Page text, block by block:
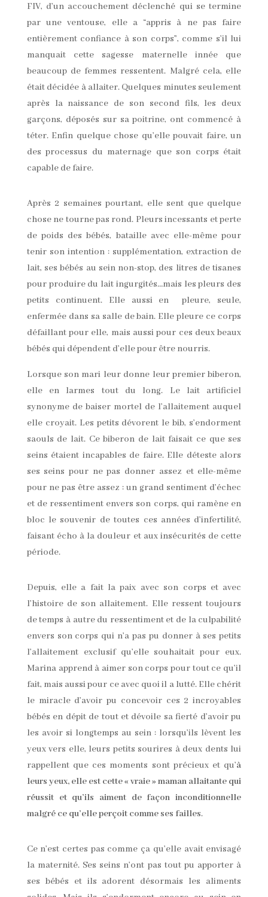
FIV, d’un accouchement déclenché qui se termine
par une ventouse, elle a “appris à ne pas faire
entièrement confiance à son corps”, comme s’il lui
manquait cette sagesse maternelle innée que
beaucoup de femmes ressentent. Malgré cela, elle
était décidée à allaiter. Quelques minutes seulement
après la naissance de son second fils, les deux
garçons, déposés sur sa poitrine, ont commencé à
téter. Enfin quelque chose qu’elle pouvait faire, un
des processus du maternage que son corps était
capable de faire.
Après 2 semaines pourtant, elle sent que quelque
chose ne tourne pas rond. Pleurs incessants et perte
de poids des bébés, bataille avec elle-même pour
tenir son intention : supplémentation, extraction de
lait, ses bébés au sein non-stop, des litres de tisanes
pour produire du lait ingurgités…mais les pleurs des
petits continuent. Elle aussi en pleure, seule,
enfermée dans sa salle de bain. Elle pleure ce corps
défaillant pour elle, mais aussi pour ces deux beaux
bébés qui dépendent d’elle pour être nourris.
Lorsque son mari leur donne leur premier biberon,
elle en larmes tout du long. Le lait artificiel
synonyme de baiser mortel de l’allaitement auquel
elle croyait. Les petits dévorent le bib, s’endorment
saouls de lait. Ce biberon de lait faisait ce que ses
seins étaient incapables de faire. Elle déteste alors
ses seins pour ne pas donner assez et elle-même
pour ne pas être assez : un grand sentiment d’échec
et de ressentiment envers son corps, qui ramène en
bloc le souvenir de toutes ces années d’infertilité,
faisant écho à la douleur et aux insécurités de cette
période.
Depuis, elle a fait la paix avec son corps et avec
l’histoire de son allaitement. Elle ressent toujours
de temps à autre du ressentiment et de la culpabilité
envers son corps qui n’a pas pu donner à ses petits
l’allaitement exclusif qu’elle souhaitait pour eux.
Marina apprend à aimer son corps pour tout ce qu’il
fait, mais aussi pour ce avec quoi il a lutté. Elle chérit
le miracle d’avoir pu concevoir ces 2 incroyables
bébés en dépit de tout et dévoile sa fierté d’avoir pu
les avoir si longtemps au sein : lorsqu’ils lèvent les
yeux vers elle, leurs petits sourires à deux dents lui
rappellent que ces moments sont précieux et qu’à
leurs yeux, elle est cette « vraie » maman allaitante qui
réussit et qu’ils aiment de façon inconditionnelle
malgré ce qu’elle perçoit comme ses failles.
Ce n’est certes pas comme ça qu’elle avait envisagé
la maternité. Ses seins n’ont pas tout pu apporter à
ses bébés et ils adorent désormais les aliments